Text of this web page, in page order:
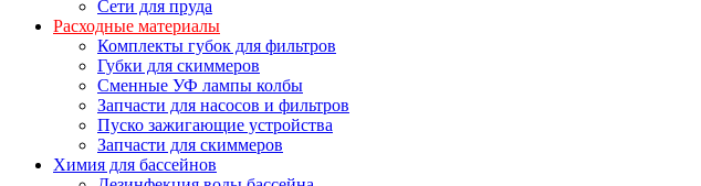
Сети для пруда
Расходные материалы
Комплекты губок для фильтров
Губки для скиммеров
Сменные УФ лампы колбы
Запчасти для насосов и фильтров
Пуско зажигающие устройства
Запчасти для скиммеров
Химия для бассейнов